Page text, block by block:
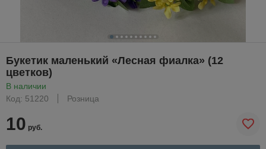
Букетик маленький «Лесная фиалка» (12
цветков)
В наличии
Код: 51220
Розница
10 руб.